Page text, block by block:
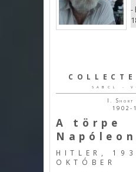
-
SABCL -
I. Short
1902-
A törpe
Napóleon
HITLER,
OKTÓBER